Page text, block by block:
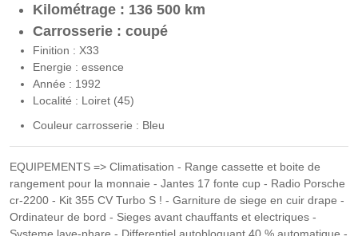
Kilométrage : 136 500 km
Carrosserie : coupé
Finition : X33
Energie : essence
Année : 1992
Localité : Loiret (45)
Couleur carrosserie : Bleu
EQUIPEMENTS => Climatisation - Range cassette et boite de
rangement pour la monnaie - Jantes 17 fonte cup - Radio Porsche
cr-2200 - Kit 355 CV Turbo S ! - Garniture de siege en cuir drape -
Ordinateur de bord - Sieges avant chauffants et electriques -